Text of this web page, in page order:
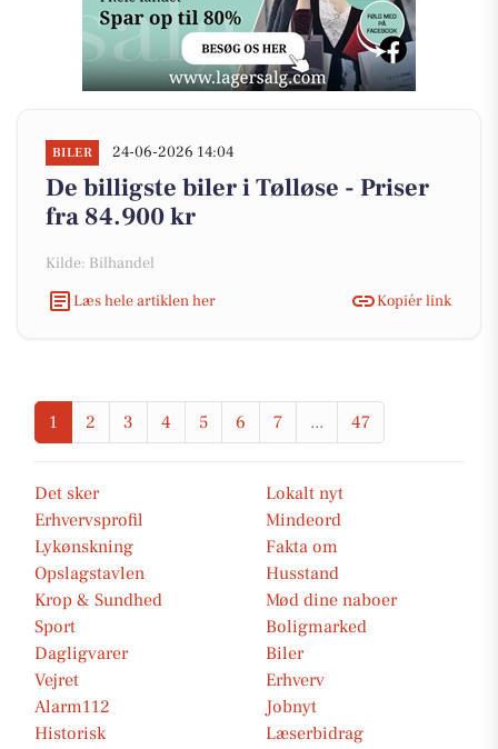
BILER 24-06-2026 14:04
De billigste biler i Tølløse - Priser
fra 84.900 kr
Kilde: Bilhandel
Læs hele artiklen her
Kopiér link
1 2 3 4 5 6 7 ... 47
Det sker
Lokalt nyt
Erhvervsprofil
Mindeord
Lykønskning
Fakta om
Opslagstavlen
Husstand
Krop & Sundhed
Mød dine naboer
Sport
Boligmarked
Dagligvarer
Biler
Vejret
Erhverv
Alarm112
Jobnyt
Historisk
Læserbidrag